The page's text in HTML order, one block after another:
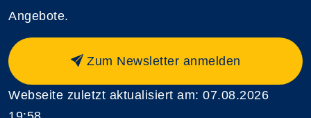
Angebote.
Zum Newsletter anmelden
Webseite zuletzt aktualisiert am: 07.08.2026